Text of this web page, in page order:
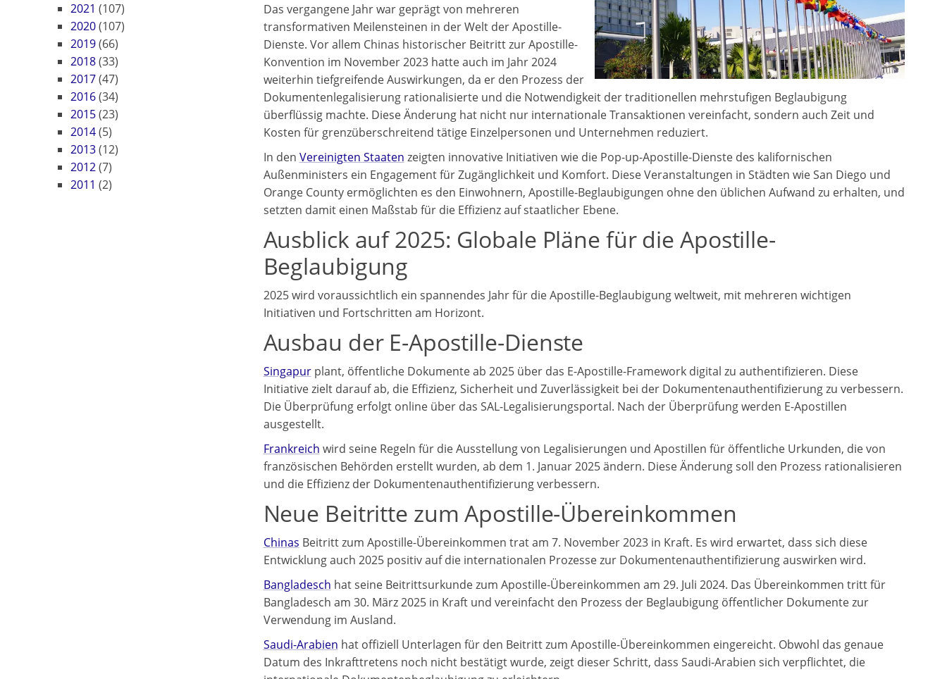
2021 (107)
2020(107)
2019(66)
2018(33)
2017(47)
2016(34)
2015(23)
2014(5)
2013(12)
2012(7)
2011 (2)
Das vergangene Jahr war geprägt von mehreren
transformativen Meilensteinen in der Welt der Apostille-
Dienste. Vor allem Chinas historischer Beitritt zur Apostille-
Konvention im November 2023 hatte auch im Jahr 2024
weiterhin tiefgreifende Auswirkungen, da er den Prozess der
Dokumentenlegalisierung rationalisierte und die Notwendigkeit der traditionellen mehrstufigen Beglaubigung
überflüssig machte. Diese Änderung hat nicht nur internationale Transaktionen vereinfacht, sondern auch Zeit und
Kosten für grenzüberschreitend tätige Einzelpersonen und Unternehmen reduziert.
In den Vereinigten Staaten zeigten innovative Initiativen wie die Pop-up-Apostille-Dienste des kalifornischen
Außenministers ein Engagement für Zugänglichkeit und Komfort. Diese Veranstaltungen in Städten wie San Diego und
Orange County ermöglichten es den Einwohnern, Apostille-Beglaubigungen ohne den üblichen Aufwand zu erhalten, und
setzten damit einen Maßstab für die Effizienz auf staatlicher Ebene.
Ausblick auf 2025: Globale Pläne für die Apostille-
Beglaubigung
2025 wird voraussichtlich ein spannendes Jahr für die Apostille-Beglaubigung weltweit, mit mehreren wichtigen
Initiativen und Fortschritten am Horizont.
Ausbau der E-Apostille-Dienste
Singapurplant, öffentliche Dokumente ab 2025 über das E-Apostille-Framework digital zu authentifizieren. Diese
Initiative zielt darauf ab, die Effizienz, Sicherheit und Zuverlässigkeit bei der Dokumentenauthentifizierung zu verbessern.
Die Überprüfung erfolgt online über das SAL-Legalisierungsportal. Nach der Überprüfung werden E-Apostillen
ausgestellt.
Frankreich wird seine Regeln für die Ausstellung von Legalisierungen und Apostillen für öffentliche Urkunden, die von
französischen Behörden erstellt wurden, ab dem 1. Januar 2025 ändern. Diese Änderung soll den Prozess rationalisieren
und die Effizienz der Dokumentenauthentifizierung verbessern.
Neue Beitritte zum Apostille-Übereinkommen
Chinas Beitritt zum Apostille-Übereinkommen trat am 7. November 2023 in Kraft. Es wird erwartet, dass sich diese
Entwicklung auch 2025 positiv auf die internationalen Prozesse zur Dokumentenauthentifizierung auswirken wird.
Bangladesch hat seine Beitrittsurkunde zum Apostille-Übereinkommen am 29. Juli 2024. Das Übereinkommen tritt für
Bangladesch am 30. März 2025 in Kraft und vereinfacht den Prozess der Beglaubigung öffentlicher Dokumente zur
Verwendung im Ausland.
Saudi-Arabien hat offiziell Unterlagen für den Beitritt zum Apostille-Übereinkommen eingereicht. Obwohl das genaue
Datum des Inkrafttretens noch nicht bestätigt wurde, zeigt dieser Schritt, dass Saudi-Arabien sich verpflichtet, die